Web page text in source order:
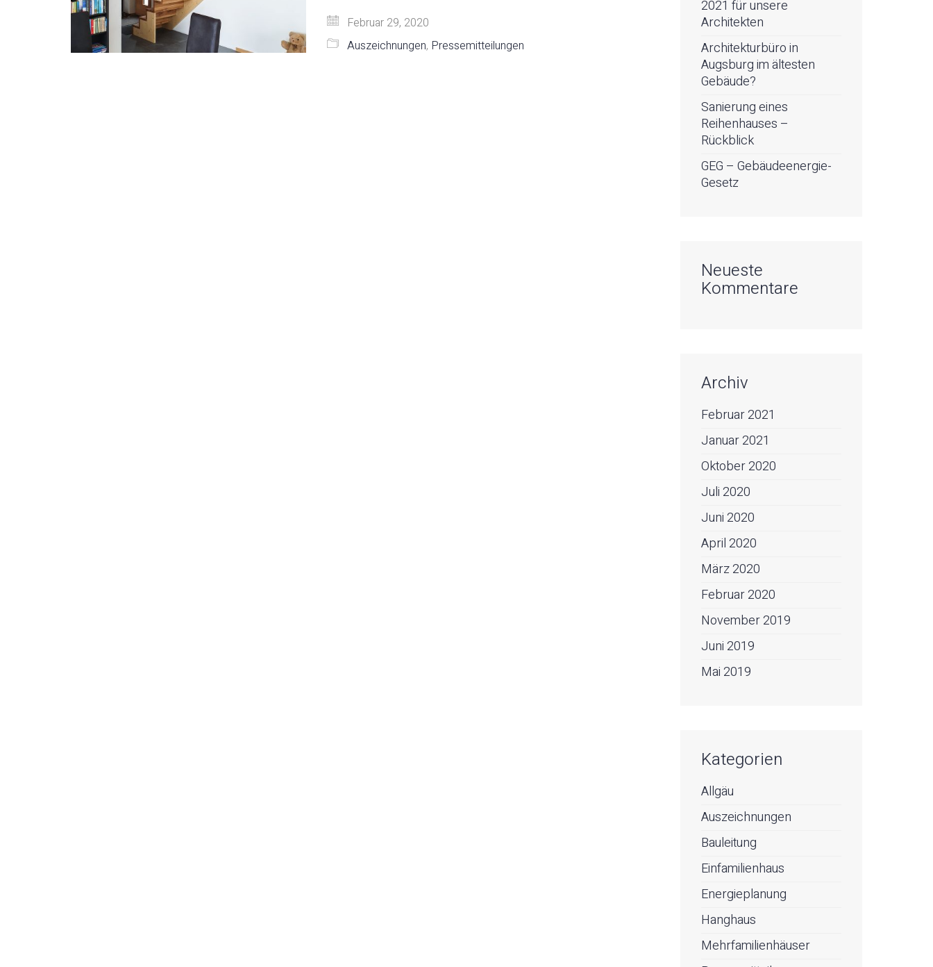
Februar 29, 2020
Auszeichnungen, Pressemitteilungen
2021 für unsere
Architekten
Architekturbüro in
Augsburg im ältesten
Gebäude?
Sanierung eines
Reihenhauses –
Rückblick
GEG – Gebäudeenergie-
Gesetz
Neueste
Kommentare
Archiv
Februar 2021
Januar 2021
Oktober 2020
Juli 2020
Juni 2020
April 2020
März 2020
Februar 2020
November 2019
Juni 2019
Mai 2019
Kategorien
Allgäu
Auszeichnungen
Bauleitung
Einfamilienhaus
Energieplanung
Hanghaus
Mehrfamilienhäuser